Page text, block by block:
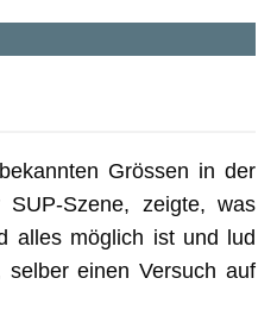
Grössen in der
Szene, zeigte, was
alles möglich ist und lud
einen Versuch auf